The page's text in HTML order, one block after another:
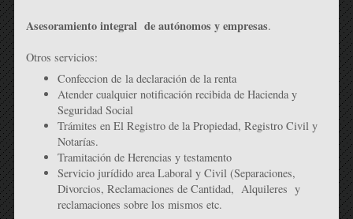
Asesoramiento integral de autónomos y empresas.
Otros servicios:
Confeccion de la declaración de la renta
Atender cualquier notificación recibida de Hacienda y
Seguridad Social
Trámites en El Registro de la Propiedad, Registro Civil y
Notarías.
Tramitación de Herencias y testamento
Servicio jurídido area Laboral y Civil (Separaciones,
Divorcios, Reclamaciones de Cantidad, Alquileres y
reclamaciones sobre los mismos etc.